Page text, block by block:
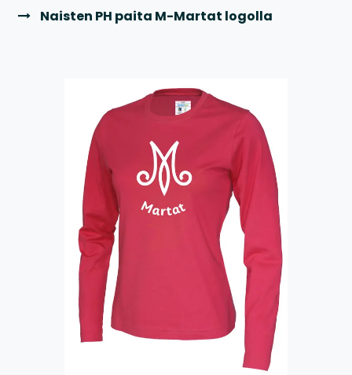
Naisten PH paita M-Martat logolla